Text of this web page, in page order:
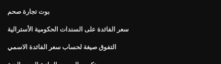
بوت تجارة صحم
سعر الفائدة على السندات الحكومية الأسترالية
التفوق صيغة لحساب سعر الفائدة الاسمي